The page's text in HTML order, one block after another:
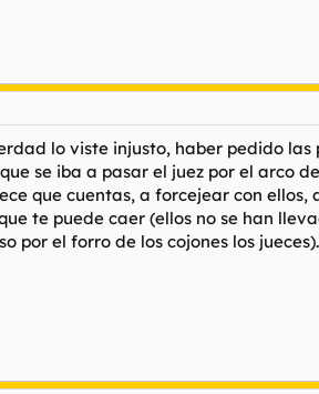
lo viste injusto, haber pedido
se iba a pasar el juez por el arco
que cuentas, a forcejear con
te puede caer (ellos no se han
por el forro de los cojones los jueces).